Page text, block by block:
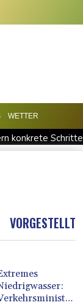
WETTER
konkrete Schritte
Eier spenden
VORGESTELLT